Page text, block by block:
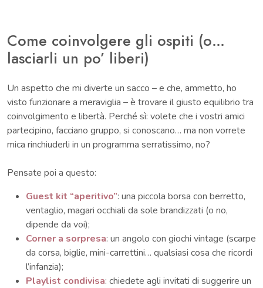
Come coinvolgere gli ospiti (o…
lasciarli un po’ liberi)
Un aspetto che mi diverte un sacco – e che, ammetto, ho
visto funzionare a meraviglia – è trovare il giusto equilibrio tra
coinvolgimento e libertà. Perché sì: volete che i vostri amici
partecipino, facciano gruppo, si conoscano… ma non vorrete
mica rinchiuderli in un programma serratissimo, no?
Pensate poi a questo:
Guest kit “aperitivo”: una piccola borsa con berretto,
ventaglio, magari occhiali da sole brandizzati (o no,
dipende da voi);
Corner a sorpresa: un angolo con giochi vintage (scarpe
da corsa, biglie, mini-carrettini… qualsiasi cosa che ricordi
l’infanzia);
Playlist condivisa: chiedete agli invitati di suggerire un